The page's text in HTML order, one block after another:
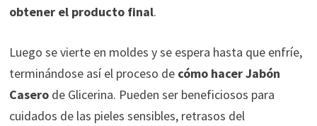
obtener el producto final.
Luego se vierte en moldes y se espera hasta que enfríe,
terminándose así el proceso de cómo hacer Jabón
Caserode Glicerina. Pueden ser beneficiosos para
cuidados de las pieles sensibles, retrasos del